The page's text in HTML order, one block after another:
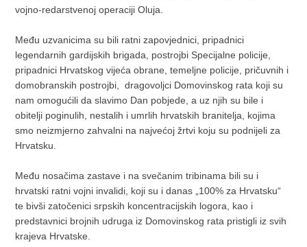
vojno-redarstvenoj operaciji Oluja.
Među uzvanicima su bili ratni zapovjednici, pripadnici
legendarnih gardijskih brigada, postrojbi Specijalne policije,
pripadnici Hrvatskog vijeća obrane, temeljne policije, pričuvnih i
domobranskih postrojbi, dragovoljci Domovinskog rata koji su
nam omogućili da slavimo Dan pobjede, a uz njih su bile i
obitelji poginulih, nestalih i umrlih hrvatskih branitelja, kojima
smo neizmjerno zahvalni na najvećoj žrtvi koju su podnijeli za
Hrvatsku.
Među nosačima zastave i na svečanim tribinama bili su i
hrvatski ratni vojni invalidi, koji su i danas „100% za Hrvatsku“
te bivši zatočenici srpskih koncentracijskih logora, kao i
predstavnici brojnih udruga iz Domovinskog rata pristigli iz svih
krajeva Hrvatske.